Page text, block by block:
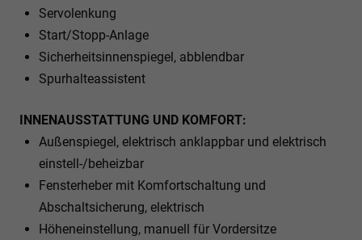
Servolenkung
Start/Stopp-Anlage
Sicherheitsinnenspiegel, abblendbar
Spurhalteassistent
INNENAUSSTATTUNG UND KOMFORT:
Außenspiegel, elektrisch anklappbar und elektrisch
einstell-/beheizbar
Fensterheber mit Komfortschaltung und
Abschaltsicherung, elektrisch
Höheneinstellung, manuell für Vordersitze